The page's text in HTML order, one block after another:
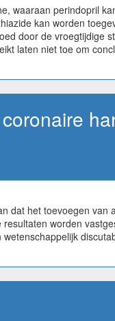
waaraan perindopril
kan worden
door de vroegtijdige
laten niet toe om
dat het toevoegen van
worden